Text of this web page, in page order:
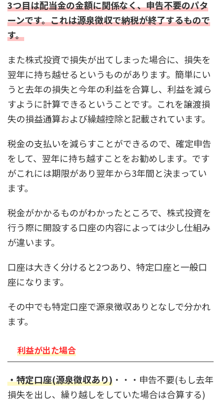
3つ目は配当金の金額に関係なく、申告不要のパタ
ーンです。これは源泉徴収で納税が終了するもので
す。
また株式投資で損失が出てしまった場合に、損失を
翌年に持ち越せるというものがあります。簡単にい
うと去年の損失と今年の利益を合算し、利益を減ら
すように計算できるということです。これを譲渡損
失の損益通算および繰越控除と記載されています。
税金の支払いを減らすことができるので、確定申告
をして、翌年に持ち越すことをお勧めします。です
がこれには期限があり翌年から3年間と決まってい
ます。
税金がかかるものがわかったところで、株式投資を
行う際に開設する口座の内容によっては少し仕組み
が違います。
口座は大きく分けると2つあり、特定口座と一般口
座になります。
その中でも特定口座で源泉徴収ありとなしで分かれ
ます。
利益が出た場合
・特定口座(源泉徴収あり) ・・・申告不要(もし去年
損失を出し、繰り越しをしていた場合は合算する)